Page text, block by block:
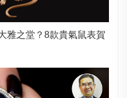
雅之堂？8款貴氣鼠表賀